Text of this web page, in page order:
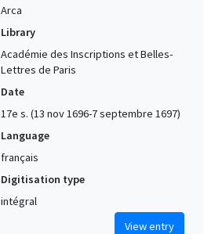
Arca
Library
Académie des Inscriptions et Belles-
Lettres de Paris
Date
17e s. (13 nov 1696-7 septembre 1697)
Language
français
Digitisation type
intégral
View entry